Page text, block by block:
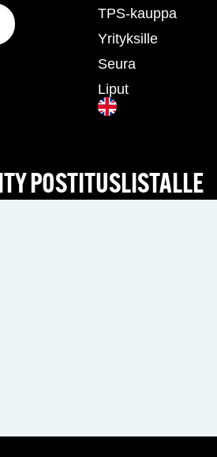
TPS-kauppa
Yrityksille
Seura
Liput
POSTITUSLISTALLE